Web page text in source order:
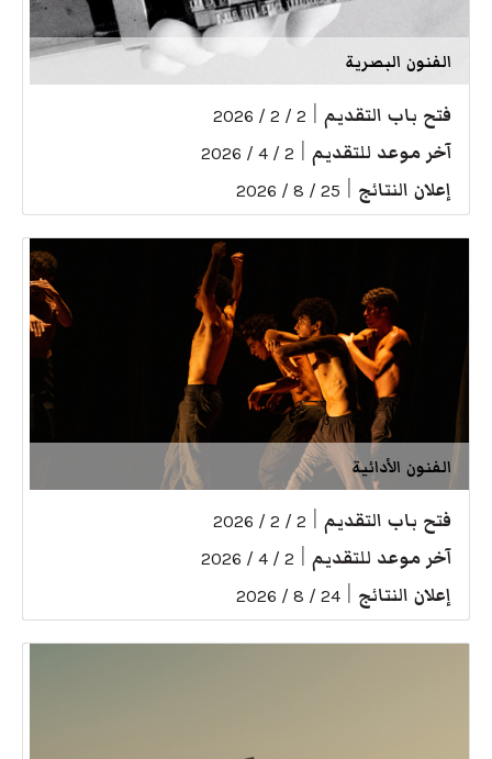
الفنون البصرية
فتح باب التقديم 2 / 2 / 2026
آخر موعد للتقديم 2 / 4 / 2026
إعلان النتائج 25 / 8 / 2026
الفنون الأدائية
فتح باب التقديم 2 / 2 / 2026
آخر موعد للتقديم 2 / 4 / 2026
إعلان النتائج 24 / 8 / 2026